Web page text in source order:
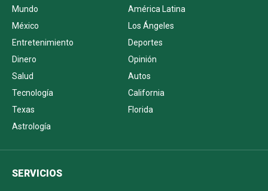
Mundo
América Latina
México
Los Ángeles
Entretenimiento
Deportes
Dinero
Opinión
Salud
Autos
Tecnología
California
Texas
Florida
Astrología
SERVICIOS